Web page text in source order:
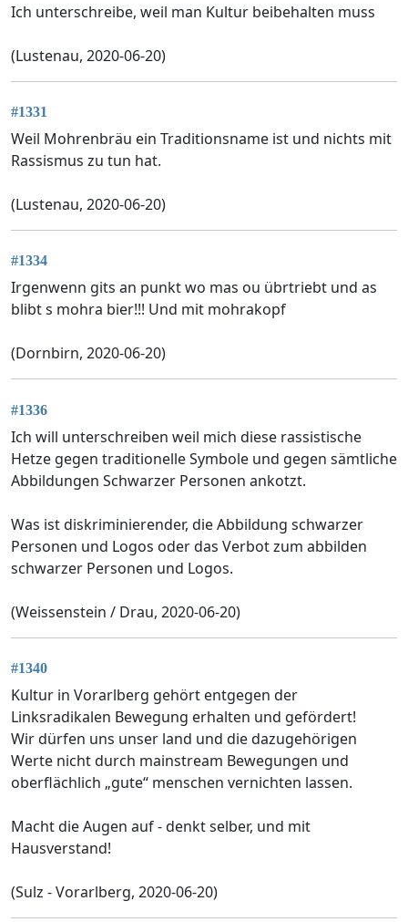
Ich unterschreibe, weil man Kultur beibehalten muss
(Lustenau, 2020-06-20)
#1331
Weil Mohrenbräu ein Traditionsname ist und nichts mit
Rassismus zu tun hat.
(Lustenau, 2020-06-20)
#1334
Irgenwenn gits an punkt wo mas ou übrtriebt und as
blibt s mohra bier!!! Und mit mohrakopf
(Dornbirn, 2020-06-20)
#1336
Ich will unterschreiben weil mich diese rassistische
Hetze gegen traditionelle Symbole und gegen sämtliche
Abbildungen Schwarzer Personen ankotzt.
Was ist diskriminierender, die Abbildung schwarzer
Personen und Logos oder das Verbot zum abbilden
schwarzer Personen und Logos.
(Weissenstein / Drau, 2020-06-20)
#1340
Kultur in Vorarlberg gehört entgegen der
Linksradikalen Bewegung erhalten und gefördert!
Wir dürfen uns unser land und die dazugehörigen
Werte nicht durch mainstream Bewegungen und
oberflächlich „gute“ menschen vernichten lassen.
Macht die Augen auf - denkt selber, und mit
Hausverstand!
(Sulz - Vorarlberg, 2020-06-20)